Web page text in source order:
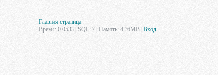
Главная страница
Время: 0.0533 | SQL: 7 | Память: 4.36MB Вход